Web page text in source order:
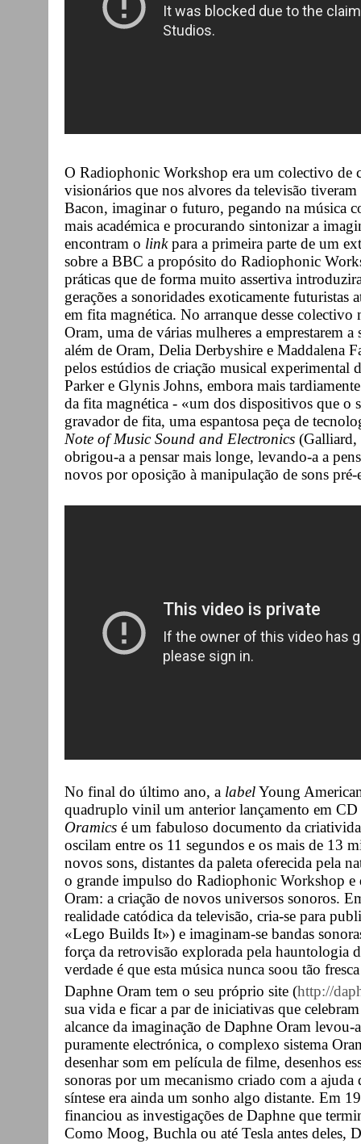
O Radiophonic Workshop era um colectivo de
visionários que nos alvores da televisão
Bacon, imaginar o futuro, pegando na música
mais académica e procurando sintonizar a
encontram o linkpara a primeira parte de um
sobre a BBC a propósito do Radiophonic
práticas que de forma muito assertiva
gerações a sonoridades exoticamente futuristas
em fita magnética. No arranque desse colectivo
Oram, uma de várias mulheres a emprestarem
além de Oram, Delia Derbyshire e Maddalena
pelos estúdios de criação musical experimental
Parker e Glynis Johns, embora mais
da fita magnética - «um dos dispositivos que o
gravador de fita, uma espantosa peça de
Note of Music Sound and Electronics (Galliard,
obrigou-a a pensar mais longe, levando-a a
novos por oposição à manipulação de sons
No final do último ano, a labelYoung
quadruplo vinil um anterior lançamento em
Oramics é um fabuloso documento da
oscilam entre os 11 segundos e os mais de 13
novos sons, distantes da paleta oferecida pela
o grande impulso do Radiophonic Workshop
Oram: a criação de novos universos sonoros.
realidade catódica da televisão, cria-se para
«Lego Builds It») e imaginam-se bandas
força da retrovisão explorada pela hauntologia
verdade é que esta música nunca soou tão
Daphne Oram tem o seu próprio site (http://
sua vida e ficar a par de iniciativas que
alcance da imaginação de Daphne Oram
puramente electrónica, o complexo sistema
desenhar som em película de filme, desenhos
sonoras por um mecanismo criado com a
síntese era ainda um sonho algo distante. Em
financiou as investigações de Daphne que
Como Moog, Buchla ou até Tesla antes deles,